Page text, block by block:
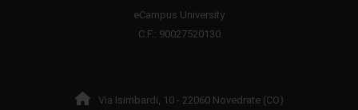
eCampus University
C.F.: 90027520130
Via Isimbardi, 10 - 22060 Novedrate (CO)